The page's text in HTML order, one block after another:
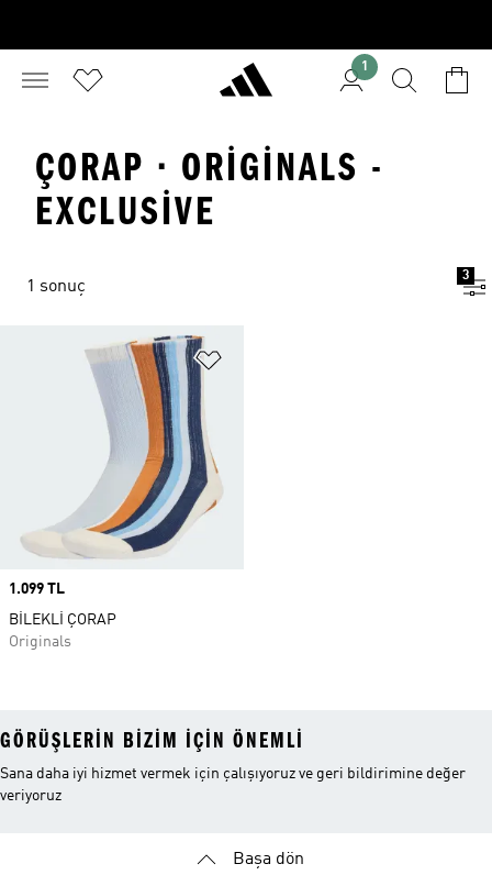
1
ÇORAP · ORIGINALS -
EXCLUSIVE
1 sonuç
3
Price
1.099 TL
BİLEKLİ ÇORAP
Originals
GÖRÜŞLERIN BIZIM IÇIN ÖNEMLI
Sana daha iyi hizmet vermek için çalışıyoruz ve geri bildirimine değer
veriyoruz
Başa dön